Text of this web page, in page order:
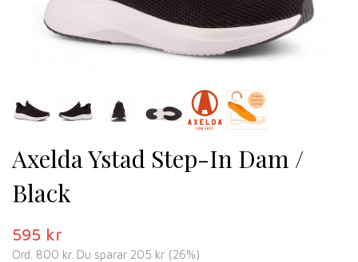
Axelda Ystad Step-In Dam /
Black
595 kr
Ord. 800 kr. Du sparar 205 kr (26%)